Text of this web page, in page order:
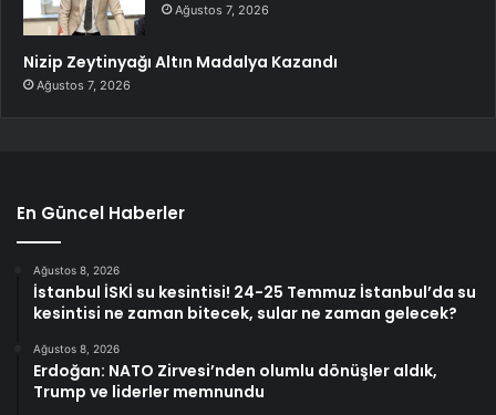
Ağustos 7, 2026
Nizip Zeytinyağı Altın Madalya Kazandı
Ağustos 7, 2026
En Güncel Haberler
Ağustos 8, 2026
İstanbul İSKİ su kesintisi! 24-25 Temmuz İstanbul’da su
kesintisi ne zaman bitecek, sular ne zaman gelecek?
Ağustos 8, 2026
Erdoğan: NATO Zirvesi’nden olumlu dönüşler aldık,
Trump ve liderler memnundu